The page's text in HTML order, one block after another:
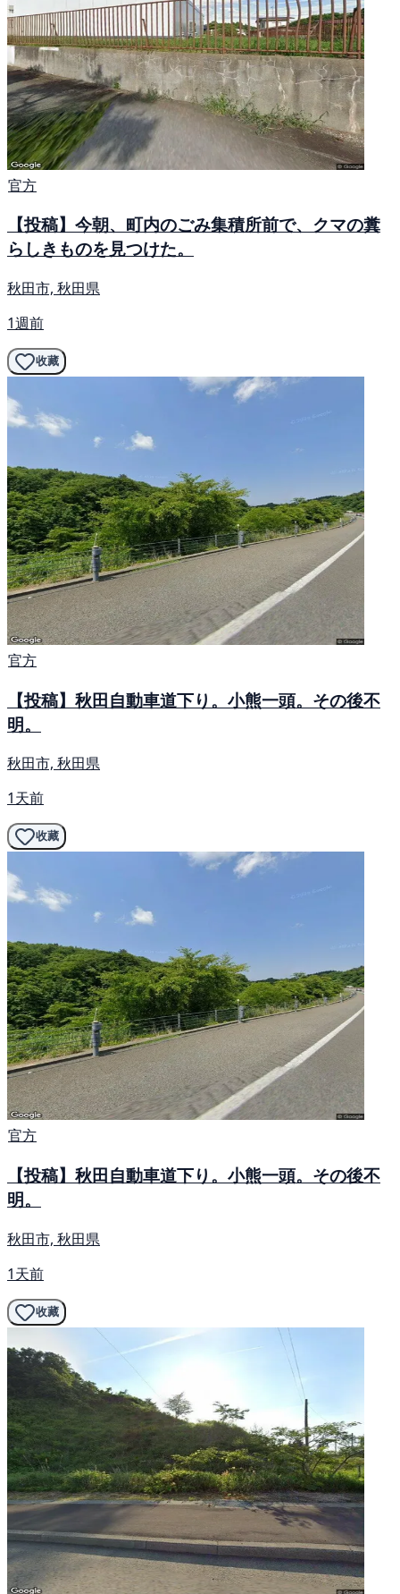
官方
【投稿】今朝、町内のごみ集積所前で、クマの糞
らしきものを見つけた。
秋田市, 秋田県
1週前
收藏
官方
【投稿】秋田自動車道下り。小熊一頭。その後不
明。
秋田市, 秋田県
1天前
收藏
官方
【投稿】秋田自動車道下り。小熊一頭。その後不
明。
秋田市, 秋田県
1天前
收藏